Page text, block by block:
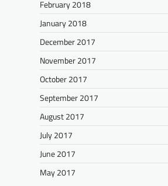
February 2018
January 2018
December 2017
November 2017
October 2017
September 2017
August 2017
July 2017
June 2017
May 2017